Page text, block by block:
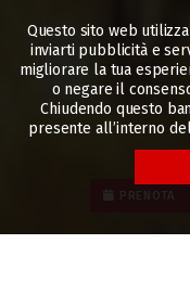
Questo sito web
inviarti pubblicità e
migliorare la tua
o negare il
Chiudendo questo
presente all’interno
PRENOTA